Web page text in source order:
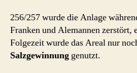
256/257 wurde die Anlage
Franken und Alemannen zerstört,
Folgezeit wurde das Areal nur
Salzgewinnung genutzt.